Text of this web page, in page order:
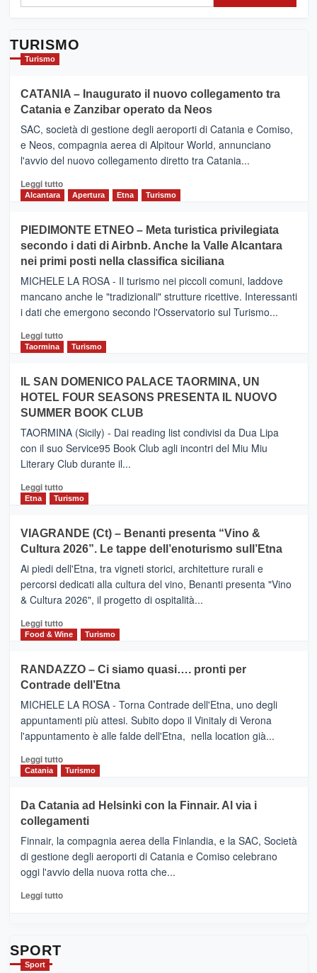
TURISMO
Turismo
CATANIA – Inaugurato il nuovo collegamento tra
Catania e Zanzibar operato da Neos
SAC, società di gestione degli aeroporti di Catania e Comiso,
e Neos, compagnia aerea di Alpitour World, annunciano
l'avvio del nuovo collegamento diretto tra Catania...
Leggi tuttoLeggi
CATANIA
–
Inaugurato
il
nuovo
collegamento
tra
e
Zanzibar
da
Neos
Alcantara Apertura Etna Turismo
PIEDIMONTE ETNEO – Meta turistica privilegiata
secondo i dati di Airbnb. Anche la Valle Alcantara
nei primi posti nella classifica siciliana
MICHELE LA ROSA - Il turismo nei piccoli comuni, laddove
mancano anche le "tradizionali" strutture ricettive. Interessanti
i dati che emergono secondo l'Osservatorio sul Turismo...
Leggi tuttoLeggi
PIEDIMONTE
ETNEO
–
Meta
turistica
privilegiata
secondo
dati
di
Anche
la
Alcantara
nei
primi
nella
classifica
Taormina Turismo
IL SAN DOMENICO PALACE TAORMINA, UN
HOTEL FOUR SEASONS PRESENTA IL NUOVO
SUMMER BOOK CLUB
TAORMINA (Sicily) - Dai reading list condivisi da Dua Lipa
con il suo Service95 Book Club agli incontri del Miu Miu
Literary Club durante il...
Leggi tuttoLeggi
di
IL
SAN
DOMENICO
PALACE
TAORMINA,
UN
HOTEL
FOUR
IL
NUOVO
SUMMER
CLUB
Etna Turismo
VIAGRANDE (Ct) – Benanti presenta “Vino &
Cultura 2026”. Le tappe dell’enoturismo sull’Etna
Ai piedi dell'Etna, tra vigneti storici, architetture rurali e
percorsi dedicati alla cultura del vino, Benanti presenta "Vino
& Cultura 2026", il progetto di ospitalità...
Leggi tuttoLeggi
di
VIAGRANDE
(Ct)
–
Benanti
presenta
“Vino
&
Cultura
tappe
dell’enoturismo
Food & Wine Turismo
RANDAZZO – Ci siamo quasi…. pronti per
Contrade dell’Etna
MICHELE LA ROSA - Torna Contrade dell'Etna, uno degli
appuntamenti più attesi. Subito dopo il Vinitaly di Verona
l'appuntamento è alle falde dell'Etna, nella location già...
Leggi tuttoLeggi
di
RANDAZZO
–
Ci
siamo
quasi….
pronti
per
Catania Turismo
Da Catania ad Helsinki con la Finnair. Al via i
collegamenti
Finnair, la compagnia aerea della Finlandia, e la SAC, Società
di gestione degli aeroporti di Catania e Comiso celebrano
oggi l'avvio della nuova rotta che...
Leggi tuttoLeggi
SPORT
Sport